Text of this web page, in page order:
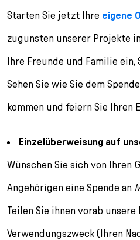
Starten Sie jetzt Ihre eigene
zugunsten unserer Projekte
Ihre Freunde und Familie
Sehen Sie wie Sie dem
kommen und feiern Sie Ihren
Einzelüberweisung auf
Wünschen Sie sich von Ihren
Angehörigen eine Spende an
Teilen Sie ihnen vorab
Verwendungszweck (Ihren